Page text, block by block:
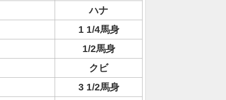
ハナ
1 1/4馬身
1/2馬身
クビ
3 1/2馬身